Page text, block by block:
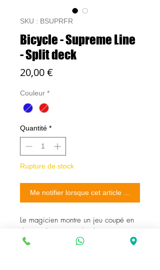
SKU : BSUPRFR
Bicycle - Supreme Line
- Split deck
20,00 €
Couleur *
Quantité *
Rupture de stock
Me notifier lorsque cet article est
Le magicien montre un jeu coupé en
diagonale. Vous étalez les cartes et
vous montrez quelles sont